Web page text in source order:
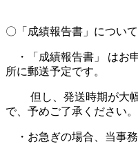
〇「成績報告書」について
・「成績報告書」 はお
所に郵送予定です。
但し、発送時期が大幅
で、予めご了承ください。
・お急ぎの場合、当事